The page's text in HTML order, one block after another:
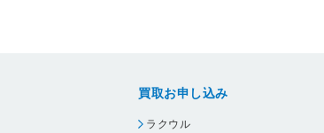
買取お申し込み
ラクウル